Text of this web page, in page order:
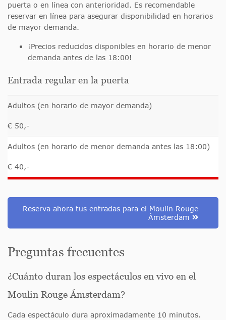
puerta o en línea con anterioridad. Es recomendable
reservar en línea para asegurar disponibilidad en horarios
de mayor demanda.
¡Precios reducidos disponibles en horario de menor
demanda antes de las 18:00!
Entrada regular en la puerta
Adultos (en horario de mayor demanda)
€ 50,-
Adultos (en horario de menor demanda antes las 18:00)
€ 40,-
Reserva ahora tus entradas para el Moulin Rouge
Ámsterdam
Preguntas frecuentes
¿Cuánto duran los espectáculos en vivo en el
Moulin Rouge Ámsterdam?
Cada espectáculo dura aproximadamente 10 minutos.